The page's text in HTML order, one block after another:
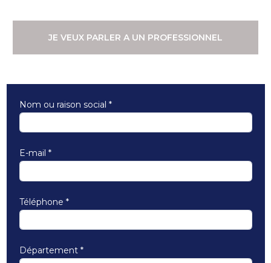
JE VEUX PARLER A UN PROFESSIONNEL
Nom ou raison social *
E-mail *
Téléphone *
Département *